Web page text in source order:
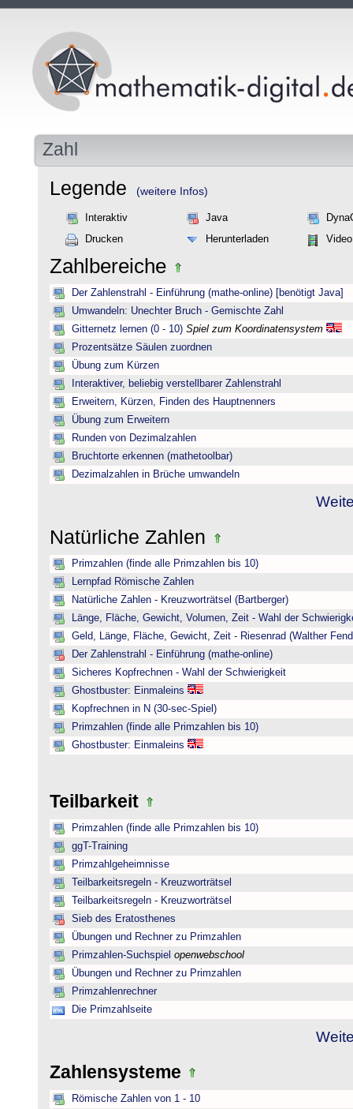
Zahl
Legende (weitere Infos)
Interaktiv Java
Drucken
Herunterladen Video
Zahlbereiche
Der Zahlenstrahl - Einführung (mathe-online) [benötigt Java]
Umwandeln: Unechter Bruch - Gemischte Zahl
Gitternetz lernen (0 - 10) Spiel zum Koordinatensystem
Prozentsätze Säulen zuordnen
Übung zum Kürzen
Interaktiver, beliebig verstellbarer Zahlenstrahl
Erweitern, Kürzen, Finden des Hauptnenners
Übung zum Erweitern
Runden von Dezimalzahlen
Bruchtorte erkennen (mathetoolbar)
Dezimalzahlen in Brüche umwandeln
Natürliche Zahlen
Primzahlen (finde alle Primzahlen bis 10)
Lernpfad Römische Zahlen
Natürliche Zahlen - Kreuzworträtsel (Bartberger)
Länge, Fläche, Gewicht, Volumen, Zeit - Wahl der
Geld, Länge, Fläche, Gewicht, Zeit - Riesenrad (Walther
Der Zahlenstrahl - Einführung (mathe-online)
Sicheres Kopfrechnen - Wahl der Schwierigkeit
Ghostbuster: Einmaleins
Kopfrechnen in N (30-sec-Spiel)
Primzahlen (finde alle Primzahlen bis 10)
Ghostbuster: Einmaleins
Teilbarkeit
Primzahlen (finde alle Primzahlen bis 10)
ggT-Training
Primzahlgeheimnisse
Teilbarkeitsregeln - Kreuzworträtsel
Teilbarkeitsregeln - Kreuzworträtsel
Sieb des Eratosthenes
Übungen und Rechner zu Primzahlen
Primzahlen-Suchspiel openwebschool
Übungen und Rechner zu Primzahlen
Primzahlenrechner
Die Primzahlseite
Zahlensysteme
Römische Zahlen von 1 - 10